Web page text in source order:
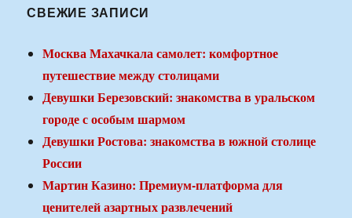
СВЕЖИЕ ЗАПИСИ
Москва Махачкала самолет: комфортное
путешествие между столицами
Девушки Березовский: знакомства в уральском
городе с особым шармом
Девушки Ростова: знакомства в южной столице
России
Мартин Казино: Премиум-платформа для
ценителей азартных развлечений